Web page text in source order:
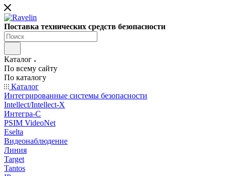
Поставка технических средств безопасности
Каталог
По всему сайту
По каталогу
Каталог
Интегрированные системы безопасности
Intellect/Intellect-X
Интегра-С
PSIM VideoNet
Eselta
Видеонаблюдение
Линия
Target
Tantos